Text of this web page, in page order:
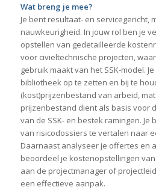
Wat breng je mee?
Je bent resultaat- en servicegericht,
nauwkeurigheid. In jouw rol ben je
opstellen van gedetailleerde
voor civieltechnische projecten,
gebruik maakt van het SSK-model.
bibliotheek op te zetten en bij te
(kost)prijzenbestand van arbeid,
prijzenbestand dient als basis voor
van de SSK- en bestek ramingen.
van risicodossiers te vertalen naar
Daarnaast analyseer je offertes en
beoordeel je kostenopstellingen
aan de projectmanager of
een effectieve aanpak.